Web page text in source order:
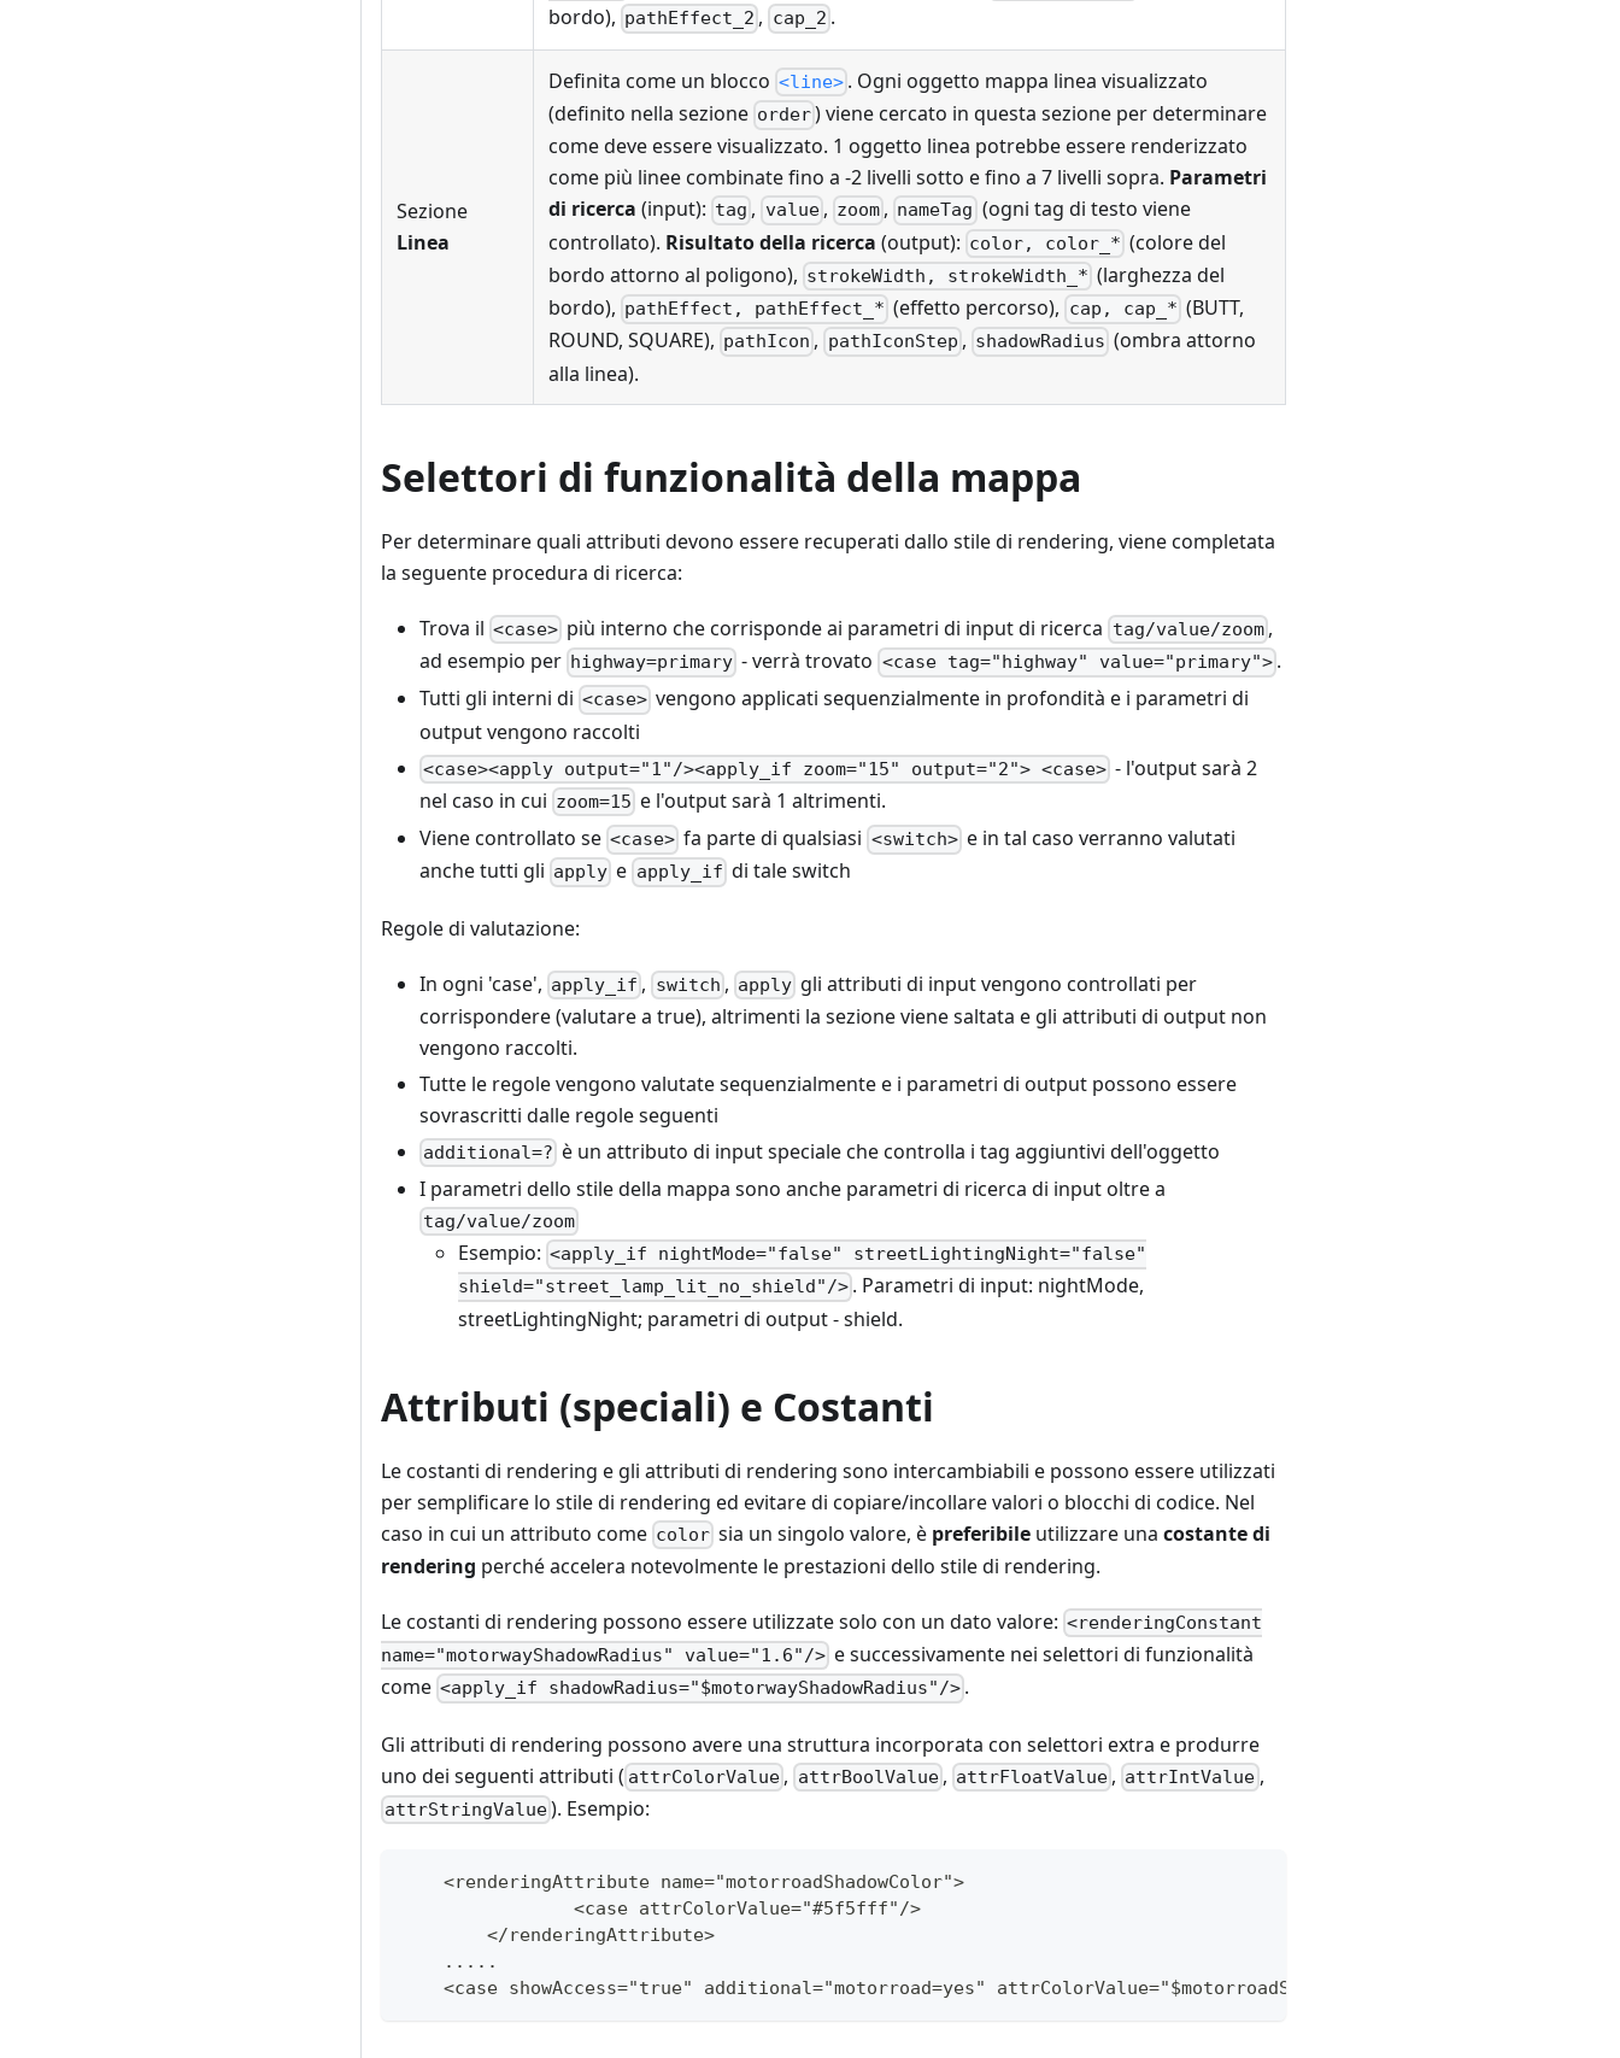
bordo), pathEffect_2 , cap_2 .
Sezione
Linea
Definita come un blocco <line> . Ogni oggetto mappa linea visualizzato
(definito nella sezione order) viene cercato in questa sezione per determinare
come deve essere visualizzato. 1 oggetto linea potrebbe essere renderizzato
come più linee combinate fino a -2 livelli sotto e fino a 7 livelli sopra. Parametri
di ricerca (input): tag , value , zoom , nameTag (ogni tag di testo viene
controllato). Risultato della ricerca (output): color, color_* (colore del
bordo attorno al poligono), strokeWidth, strokeWidth_* (larghezza del
bordo), pathEffect, pathEffect_* (effetto percorso), cap, cap_* (BUTT,
ROUND, SQUARE), pathIcon , pathIconStep , shadowRadius (ombra attorno
alla linea).
Selettori di funzionalità della mappa
Per determinare quali attributi devono essere recuperati dallo stile di rendering, viene completata
la seguente procedura di ricerca:
Trova il <case> più interno che corrisponde ai parametri di input di ricerca tag/value/zoom,
ad esempio per highway=primary - verrà trovato <case tag="highway" value="primary"> .
Tutti gli interni di <case> vengono applicati sequenzialmente in profondità e i parametri di
output vengono raccolti
<case><apply output="1"/><apply_if zoom="15" output="2"> <case> - l'output sarà 2
nel caso in cui zoom=15 e l'output sarà 1 altrimenti.
Viene controllato se <case> fa parte di qualsiasi <switch>e in tal caso verranno valutati
anche tutti gli apply e apply_if di tale switch
Regole di valutazione:
In ogni 'case', apply_if , switch , apply gli attributi di input vengono controllati per
corrispondere (valutare a true), altrimenti la sezione viene saltata e gli attributi di output non
vengono raccolti.
Tutte le regole vengono valutate sequenzialmente e i parametri di output possono essere
sovrascritti dalle regole seguenti
additional=? è un attributo di input speciale che controlla i tag aggiuntivi dell'oggetto
I parametri dello stile della mappa sono anche parametri di ricerca di input oltre a
tag/value/zoom
Esempio: <apply_if nightMode="false" streetLightingNight="false"
shield="street_lamp_lit_no_shield"/> . Parametri di input: nightMode,
streetLightingNight; parametri di output - shield.
Attributi (speciali) e Costanti
Le costanti di rendering e gli attributi di rendering sono intercambiabili e possono essere utilizzati
per semplificare lo stile di rendering ed evitare di copiare/incollare valori o blocchi di codice. Nel
caso in cui un attributo come color sia un singolo valore, è preferibile utilizzare unacostante di
rendering perché accelera notevolmente le prestazioni dello stile di rendering.
Le costanti di rendering possono essere utilizzate solo con un dato valore: <renderingConstant
name="motorwayShadowRadius" value="1.6"/> e successivamente nei selettori di funzionalità
come <apply_if shadowRadius="$motorwayShadowRadius"/> .
Gli attributi di rendering possono avere una struttura incorporata con selettori extra e produrre
uno dei seguenti attributi ( attrColorValue , attrBoolValue, attrFloatValue , attrIntValue,
attrStringValue). Esempio:
    <renderingAttribute name="motorroadShadowColor">
		<case attrColorValue="#5f5fff"/>
	</renderingAttribute>
    .....
    <case showAccess="true" additional="motorroad=yes" attrColorValue="$motorroadShadowColor"/>